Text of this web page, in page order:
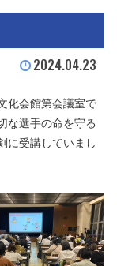
2024.04.23
化会館第会議室で
な選手の命を守る
に受講していまし